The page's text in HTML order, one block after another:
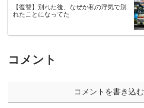
【復讐】別れた後、なぜか私の浮気で別
れたことになってた
コメント
コメントを書き込む